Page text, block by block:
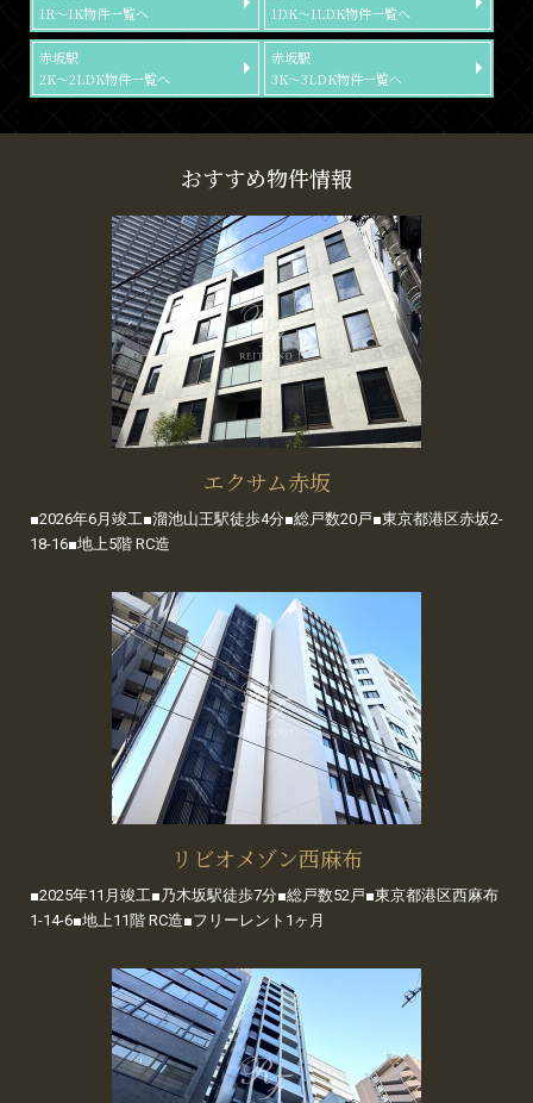
1R～1K物件一覧へ
1DK～1LDK物件一覧へ
赤坂駅
2K～2LDK物件一覧へ
赤坂駅
3K～3LDK物件一覧へ
おすすめ物件情報
エクサム赤坂
■2026年6月竣工■溜池山王駅徒歩4分■総戸数20戸■東京都港区赤坂2-
18-16■地上5階 RC造
リビオメゾン西麻布
■2025年11月竣工■乃木坂駅徒歩7分■総戸数52戸■東京都港区西麻布
1-14-6■地上11階 RC造■フリーレント1ヶ月